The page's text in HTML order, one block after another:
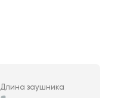
Длина заушника